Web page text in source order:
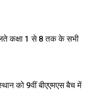
कक्षा 1 से 8 तक के सभी
को 9वीं बीएएमएस बैच में